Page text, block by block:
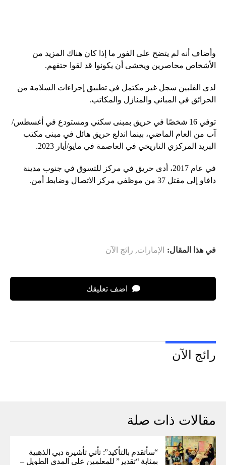
وأضاف أنه لم يتضح على الفور ما إذا كان هناك المزيد من
الأشخاص محاصرين ويخشى أن يكونوا قد لقوا حتفهم.
لدى الفلبين سجل غير مكتمل في تطبيق إجراءات السلامة من
الحرائق في المباني والمنازل والمكاتب.
توفي 16 شخصًا في حريق بمبنى سكني ومستودع في أغسطس/
آب من العام الماضي، بينما اندلع حريق هائل في مبنى مكتب
البريد المركزي التاريخي في العاصمة في مايو/أيار 2023.
في عام 2017، أدى حريق في مركز للتسوق في جنوب مدينة
دافاو إلى مقتل 37 من موظفي مركز الاتصال وضابط أمن.
في هذا المقال: الإمارات, رائج الآن
اضف تعليقك
رائج الآن
مقالات ذات صلة
“سأتقدم بالتأكيد”: تأتي تأشيرة دبي الذهبية
بمثابة “تقدير” للمعلمين على المدى الطويل –